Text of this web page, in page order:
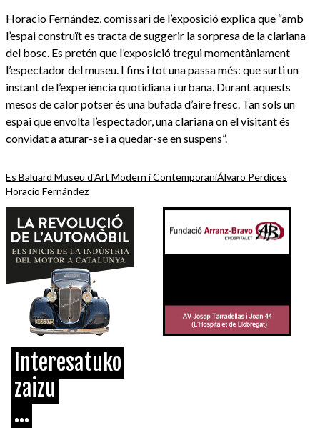
Horacio Fernández, comissari de l’exposició explica que “amb
l’espai construït es tracta de suggerir la sorpresa de la clariana
del bosc. Es pretén que l’exposició tregui momentàniament
l’espectador del museu. I fins i tot una passa més: que surti un
instant de l’experiència quotidiana i urbana. Durant aquests
mesos de calor potser és una bufada d’aire fresc. Tan sols un
espai que envolta l’espectador, una clariana on el visitant és
convidat a aturar-se i a quedar-se en suspens”.
Es Baluard Museu d'Art Modern i ContemporaniÁlvaro Perdices
Horacio Fernández
Interesatuko
zaizu
...